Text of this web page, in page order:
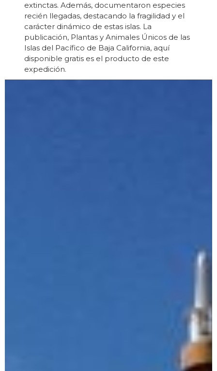
extinctas. Además, documentaron especies
recién llegadas, destacando la fragilidad y el
carácter dinámico de estas islas. La
publicación, Plantas y Animales Únicos de las
Islas del Pacífico de Baja California, aquí
disponible gratis es el producto de este
expedición.